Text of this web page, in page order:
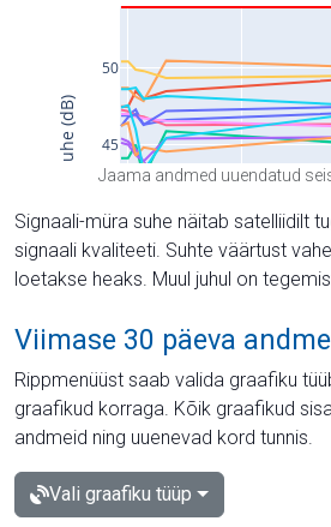
Jaama andmed uuendatud
Signaali-müra suhe näitab satelliidilt
signaali kvaliteeti. Suhte väärtust
loetakse heaks. Muul juhul on
Viimase 30 päeva
Rippmenüüst saab valida graafiku
graafikud korraga. Kõik graafikud
andmeid ning uuenevad kord tunnis.
Vali graafiku tüüp